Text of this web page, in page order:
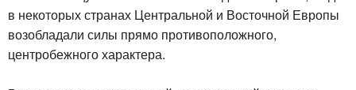
в некоторых странах Центральной и Восточной Европы
возобладали силы прямо противоположного,
центробежного характера.